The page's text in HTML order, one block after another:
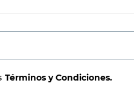
Términos y Condiciones.